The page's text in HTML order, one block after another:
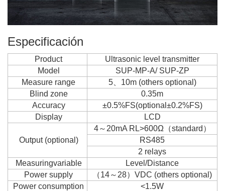
Especificación
Product
Ultrasonic level transmitter
Model
SUP-MP-A/ SUP-ZP
Measure range
5、10m (others optional)
Blind zone
0.35m
Accuracy
±0.5%FS(optional±0.2%FS)
Display
LCD
Output (optional)
4～20mA RL>600Ω（standard）
RS485
2 relays
Measuringvariable
Level/Distance
Power supply
（14～28）VDC (others optional)
Power consumption
<1.5W